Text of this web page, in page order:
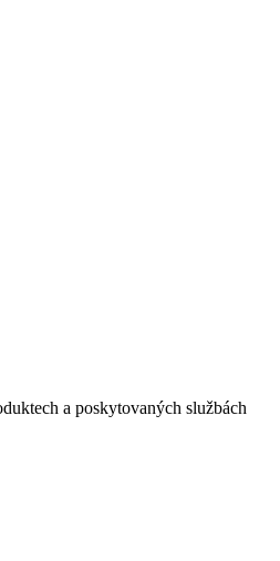
a poskytovaných službách